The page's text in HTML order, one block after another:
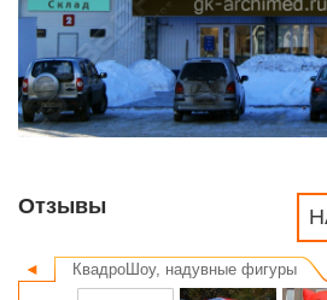
Отзывы
◄ КвадроШоу, надувные фигуры